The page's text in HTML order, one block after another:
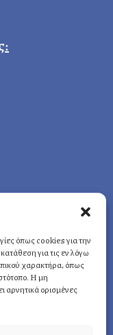
όπως cookies για την
για τις εν λόγω
χαρακτήρα, όπως
Η μη
αρνητικά ορισμένες